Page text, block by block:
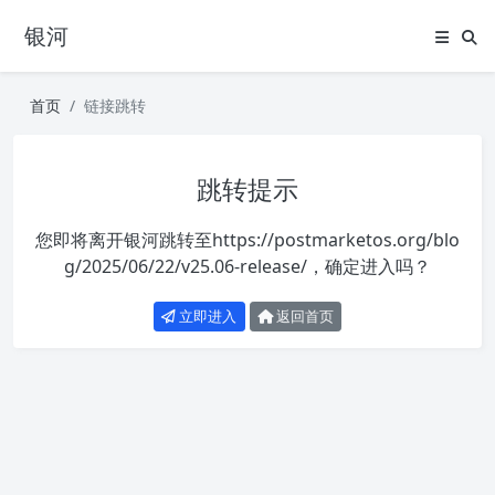
银河
首页 链接跳转
跳转提示
您即将离开银河跳转至https://postmarketos.org/blo
g/2025/06/22/v25.06-release/ ，确定进入吗？
立即进入 返回首页